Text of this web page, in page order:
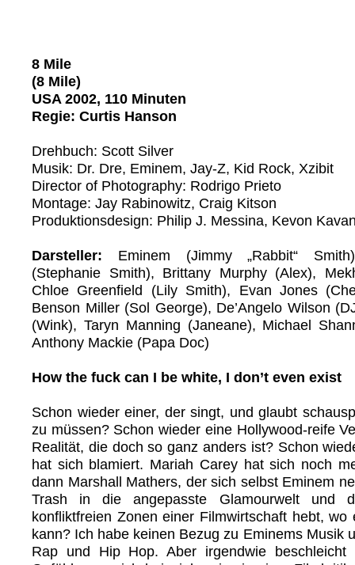
8 Mile
(8 Mile)
USA 2002, 110 Minuten
Regie: Curtis Hanson
Drehbuch: Scott Silver
Musik: Dr. Dre, Eminem, Jay-Z, Kid Rock, Xzibit
Director of Photography: Rodrigo Prieto
Montage: Jay Rabinowitz, Craig Kitson
Produktionsdesign: Philip J. Messina, Kevon
Darsteller: Eminem (Jimmy „Rabbit“
(Stephanie Smith), Brittany Murphy (Alex),
Chloe Greenfield (Lily Smith), Evan Jones
Benson Miller (Sol George), De’Angelo Wilson
(Wink), Taryn Manning (Janeane), Michael
Anthony Mackie (Papa Doc)
How the fuck can I be white, I don’t even exist
Schon wieder einer, der singt, und glaubt
zu müssen? Schon wieder eine Hollywood-reife
Realität, die doch so ganz anders ist? Schon
hat sich blamiert. Mariah Carey hat sich noch
dann Marshall Mathers, der sich selbst Eminem
Trash in die angepasste Glamourwelt und
konfliktfreien Zonen einer Filmwirtschaft hebt, wo
kann? Ich habe keinen Bezug zu Eminems Musik
Rap und Hip Hop. Aber irgendwie beschleicht